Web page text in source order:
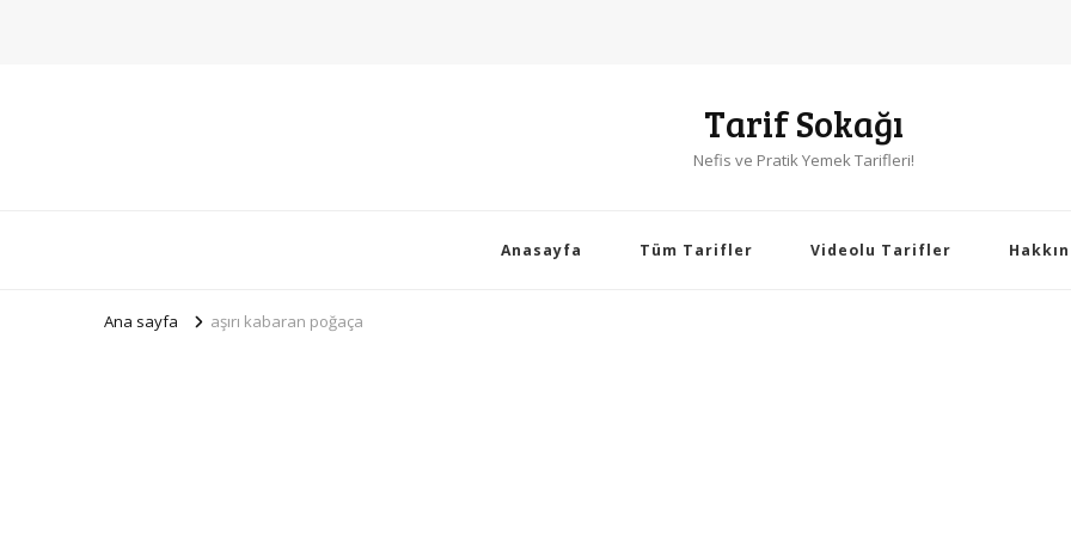
Tarif Sokağı
Nefis ve Pratik Yemek Tarifleri!
Anasayfa Tüm Tarifler Videolu Tarifler
Ana sayfa aşırı kabaran poğaça